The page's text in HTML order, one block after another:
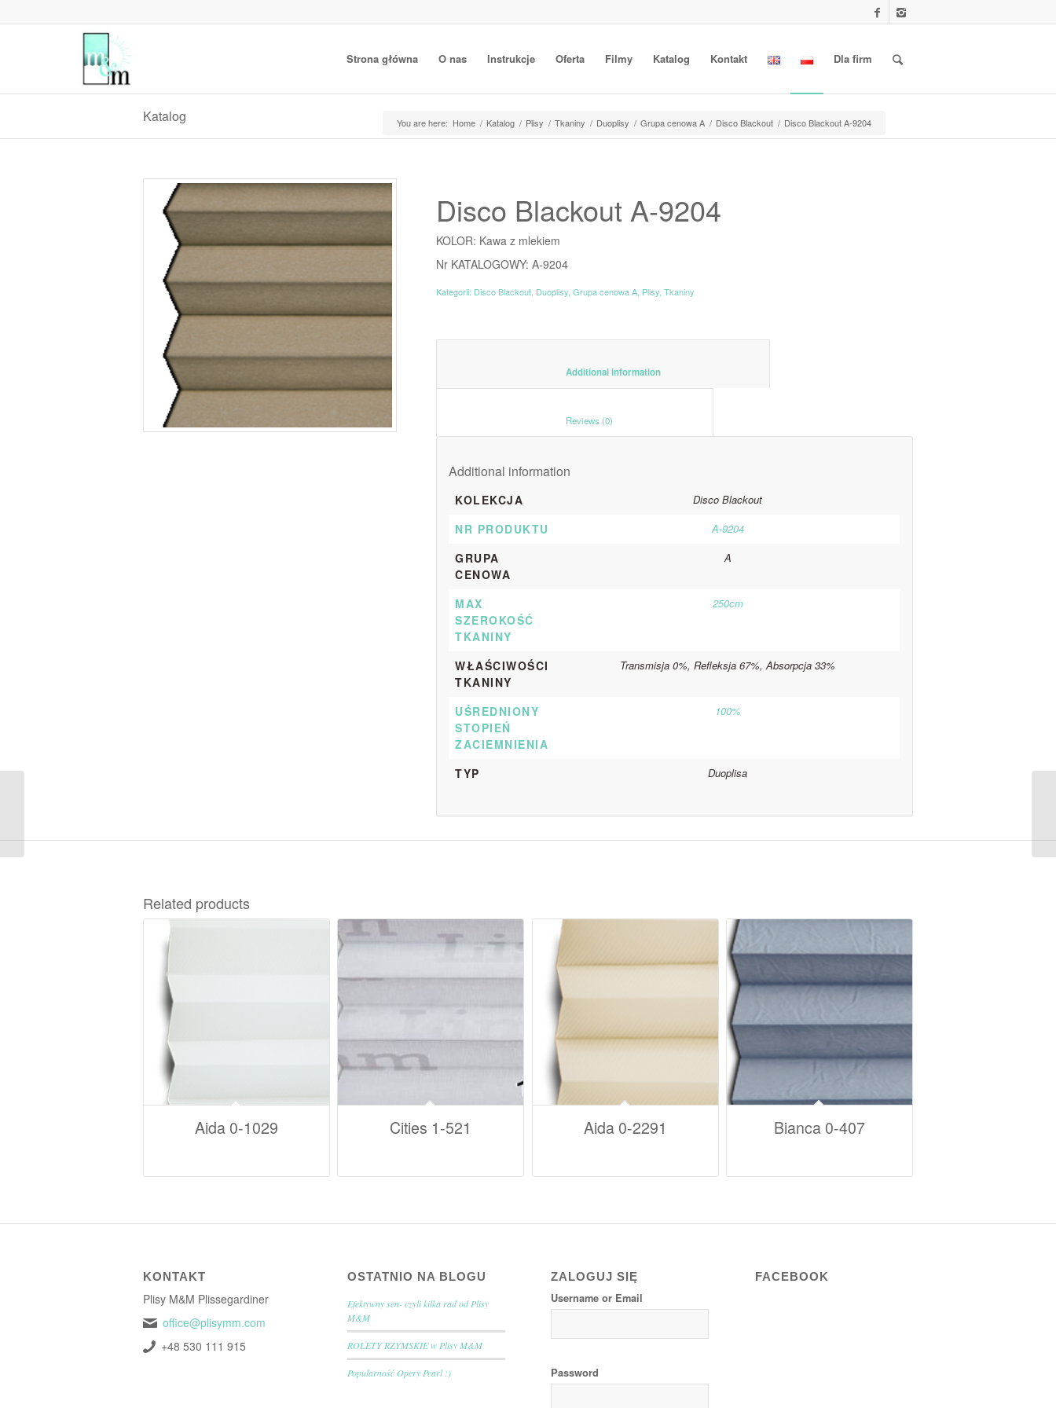
Strona główna O nas Instrukcje Oferta Filmy Katalog Kontakt Dla firm
Katalog You are here: Home / Katalog / Plisy / Tkaniny / Duoplisy / Grupa cenowa A / Disco Blackout / Disco Blackout A-9204
Disco Blackout A-9204
KOLOR: Kawa z mlekiem
Nr KATALOGOWY: A-9204
Kategorii: Disco Blackout Duoplisy ,Grupa cenowa A Plisy ,Tkaniny
Additional information
KOLEKCJA Disco Blackout
NR PRODUKTU A-9204
GRUPA
CENOWA
A
MAX
SZEROKOŚĆ
TKANINY
250cm
WŁAŚCIWOŚCI
TKANINY
Transmisja 0%, Refleksja 67%, Absorpcja 33%
UŚREDNIONY
STOPIEŃ
ZACIEMNIENIA
100%
TYP Duoplisa
Related products
Aida 0-1029 Cities 1-521 Aida 0-2291 Bianca 0-407
KONTAKT
Plisy M&M Plissegardiner
office@plisymm.com
+48 530 111 915
OSTATNIO NA BLOGU
Efektywny sen- czyli kilka rad od Plisy
M&M
ROLETY RZYMSKIE w Plisy M&M
Popularność Opery Pearl :)
ZALOGUJ SIĘ
Username or Email
Password
FACEBOOK